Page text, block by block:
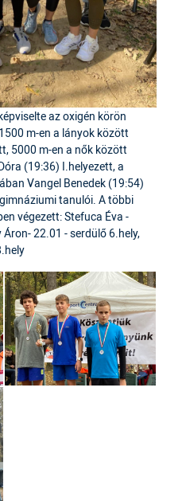
az oxigén körön
m-en a lányok között
5000 m-en a nők között
(19:36) I.helyezett, a
Vangel Benedek (19:54)
tanulói. A többi
végezett:Stefuca Éva -
Áron- 22.01 - serdülő 6.hely,